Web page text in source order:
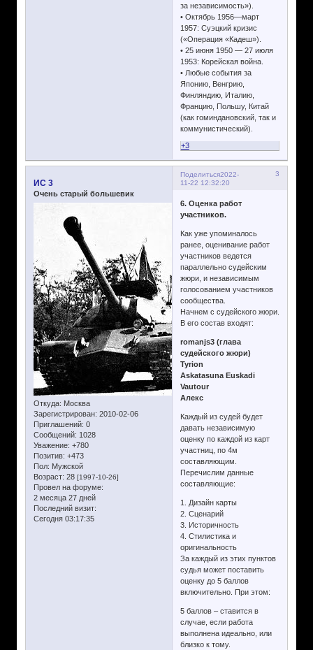
за независимость»).
• Октябрь 1956—март
1957: Суэцкий кризис
(«Операция «Кадеш»).
• 25 июня 1950 — 27 июля
1953: Корейская война.
• Любые события за
Японию, Венгрию,
Финляндию, Италию,
Францию, Польшу, Китай
(как гоминдановский, так и
коммунистический).
+3
Поделиться 3
2022-
11-22 12:32:20
ИС 3
Очень старый большевик
Откуда: Москва
Зарегистрирован: 2010-02-06
Приглашений: 0
Сообщений: 1028
Уважение: +780
Позитив: +473
Пол: Мужской
Возраст: 28 [1997-10-26]
Провел на форуме:
2 месяца 27 дней
Последний визит:
Сегодня 03:17:35
6. Оценка работ
участников.
Как уже упоминалось
ранее, оценивание работ
участников ведется
параллельно судейским
жюри, и независимым
голосованием участников
сообщества.
Начнем с судейского жюри.
В его состав входят:
romanjs3 (глава
судейского жюри)
Tyrion
Askatasuna Euskadi
Vautour
Алекс
Каждый из судей будет
давать независимую
оценку по каждой из карт
участниц, по 4м
составляющим.
Перечислим данные
составляющие:
1. Дизайн карты
2. Сценарий
3. Историчность
4. Стилистика и
оригинальность
За каждый из этих пунктов
судья может поставить
оценку до 5 баллов
включительно. При этом:
5 баллов – ставится в
случае, если работа
выполнена идеально, или
близко к тому.